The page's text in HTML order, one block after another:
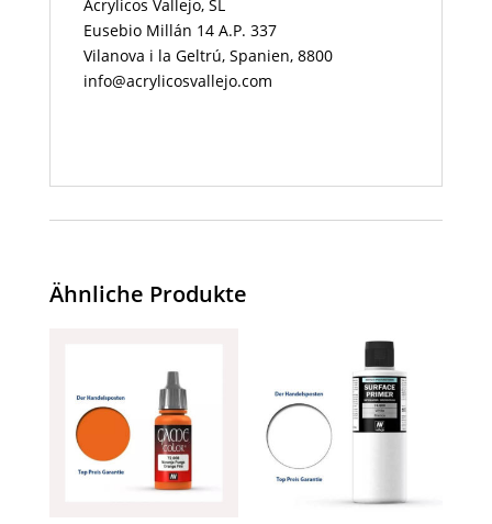
Acrylicos Vallejo, SL
Eusebio Millán 14 A.P. 337
Vilanova i la Geltrú, Spanien, 8800
info@acrylicosvallejo.com
Ähnliche Produkte